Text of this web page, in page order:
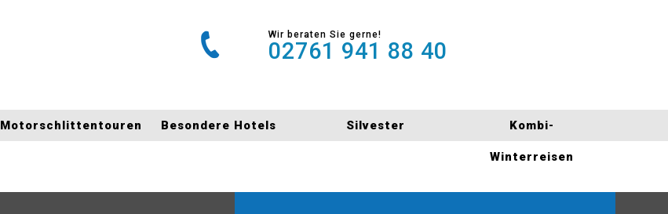
Wir beraten Sie gerne!
02761 941 88 40
Motorschlittentouren Besondere Hotels Silvester Kombi-
Winterreisen